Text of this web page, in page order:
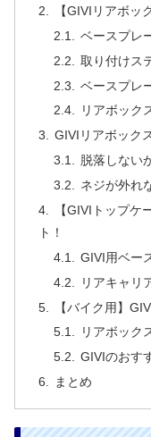
【GIVIリアボッ
ベースプレ
取り付けス
ベースプレ
リアボック
GIVIリアボック
脱落しない
ネジが外れ
【GIVIトップケ
ト！
GIVI用ベー
リアキャリ
【バイク用】
リアボック
GIVIのおす
まとめ